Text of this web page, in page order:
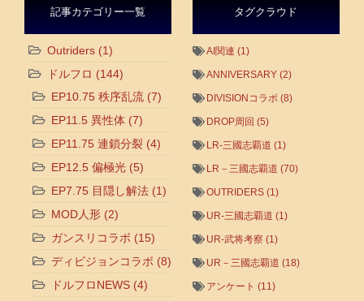
記事カテゴリー一覧
Outriders (1)
ドルフロ (144)
EP10.75 秩序乱流 (7)
EP11.5 異性体 (7)
EP11.75 連鎖分裂 (4)
EP12.5 偏極光 (5)
EP7.75 目隠し解法 (1)
MOD人形 (2)
ガンスリコラボ (15)
ディビジョンコラボ (8)
ドルフロNEWS (4)
タグクラウド
AI関連 (1)
ANNIVERSARY (2)
DIVISIONコラボ (8)
DROP周回 (5)
LR-三國志覇道 (1)
LR－三國志覇道 (70)
OUTRIDERS (1)
UR-三國志覇道 (1)
UR-武将考察 (1)
UR－三國志覇道 (18)
アンケート (11)